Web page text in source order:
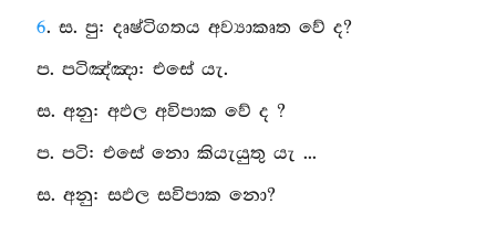
6. ස. පු: දෘෂ්ටිගතය අව්‍යාකෘත වේ ද?
ප. පටිඤ්‍ඤා: එසේ යැ.
ස. අනු: අඵල අවිපාක වේ ද ?
ප. පටි: එසේ නො කියැයුතු යැ ...
ස. අනු: සඵල සවිපාක නො?